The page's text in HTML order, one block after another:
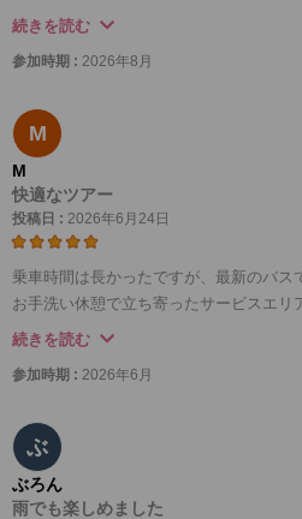
す。
続きを読む
参加時期 : 2026年8月
M
M
快適なツアー
投稿日 : 2026年6月24日
乗車時間は長かったですが、最新のバス
お手洗い休憩で立ち寄ったサービスエリ
ました。
ださり大変有り難かったです。
続きを読む
参加時期 : 2026年6月
ぶ
ぶろん
雨でも楽しめました